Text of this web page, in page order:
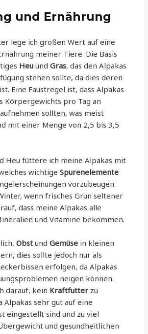
und Ernährung
lege ich großen Wert auf eine
meiner Tiere. Die Basis
Heu undGras, das den Alpakas
stehen sollte, da dies deren
Eine Faustregel ist, dass Alpakas
Körpergewichts pro Tag an
sollten, was meist
mit einer Menge von 2,5 bis 3,5
Heu füttere ich meine Alpakas mit
wichtigeSpurenelemente
vorzubeugen.
wenn frisches Grün seltener
dass meine Alpakas alle
und Vitamine bekommen.
Obst undGemüse in kleinen
dies sollte jedoch nur als
erfolgen, da Alpakas
neigen können.
darauf, kein Kraftfutter zu
sehr gut auf eine
eingestellt sind und zu viel
und gesundheitlichen